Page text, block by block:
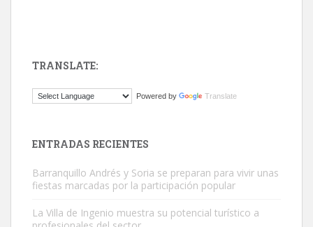
Este gato macho ha aparecido en la calle hace menos de un mes,
TRANSLATE:
Powered by Translate
ENTRADAS RECIENTES
Barranquillo Andrés y Soria se preparan para vivir unas
fiestas marcadas por la participación popular
La Villa de Ingenio muestra su potencial turístico a